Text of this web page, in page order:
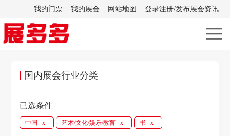
我的门票 我的展会 网站地图 登录注册/发布展会资讯
国内展会行业分类
已选条件
中国 x 艺术/文化/娱乐/教育 x 书 x